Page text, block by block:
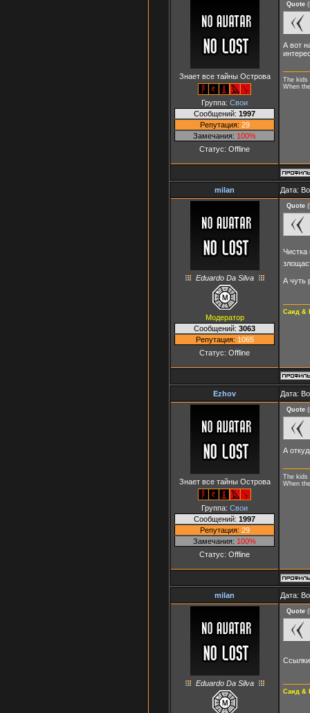
Знает все тайны Острова
Группа: Свои
Сообщений: 1997
Репутация: 29
Замечания: 100%
Статус: Offline
Quote (
А вот
The kids
When
milan Дата:
Eduardo Da Silva
Модератор
Сообщений: 3063
Репутация: 1065
Статус: Offline
Quote (
Чистка
А чуть
Саид &
Ezhov Дата:
Знает все тайны Острова
Группа: Свои
Сообщений: 1997
Репутация: 29
Замечания: 100%
Статус: Offline
Quote (
А
The kids
When
milan Дата:
Eduardo Da Silva
Quote (
Ссылки
Саид &